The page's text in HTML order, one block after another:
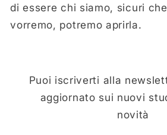
di essere chi siamo, sicuri
vorremo, potremo aprirla.
Puoi iscriverti alla
aggiornato sui nuovi
novità